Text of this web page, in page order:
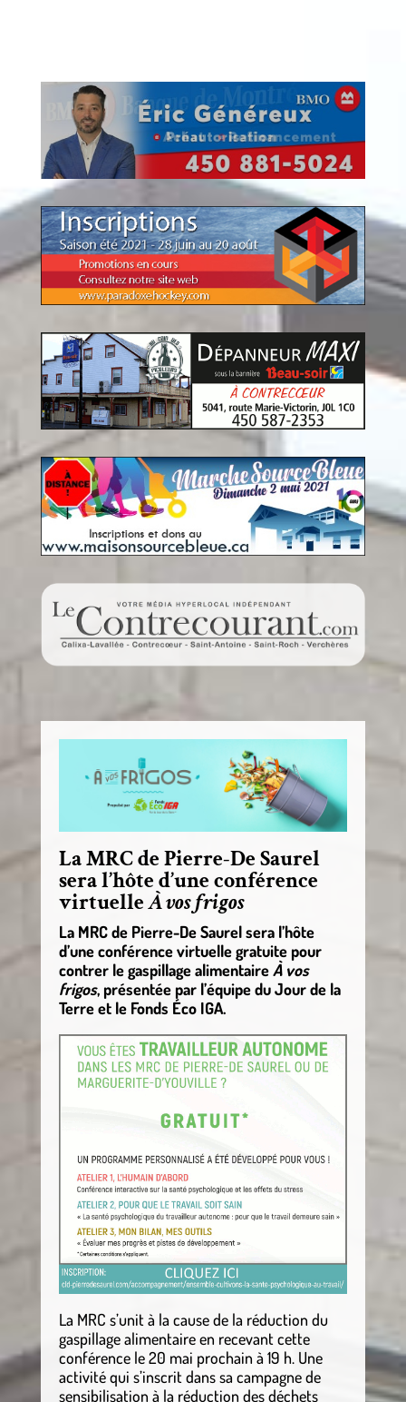
La MRC de Pierre-De Saurel
sera l’hôte d’une conférence
virtuelleÀ vos frigos
La MRC de Pierre-De Saurel sera l’hôte
d’une conférence virtuelle gratuite pour
contrer le gaspillage alimentaireÀ vos
frigos, présentée par l’équipe du Jour de la
Terre et le Fonds Éco IGA.
La MRC s’unit à la cause de la réduction du
gaspillage alimentaire en recevant cette
conférence le 20 mai prochain à 19 h. Une
activité qui s’inscrit dans sa campagne de
sensibilisation à la réduction des déchets